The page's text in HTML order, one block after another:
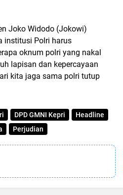
Joko Widodo (Jokowi)
institusi Polri harus
oknum polri yang nakal
lapisan dan kepercayaan
kita jaga sama polri tutup
DPD GMNI Kepri
Headline
Perjudian